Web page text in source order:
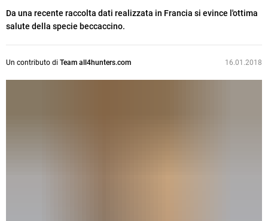
Da una recente raccolta dati realizzata in Francia si evince l'ottima
salute della specie beccaccino.
Un contributo di Team all4hunters.com 16.01.2018